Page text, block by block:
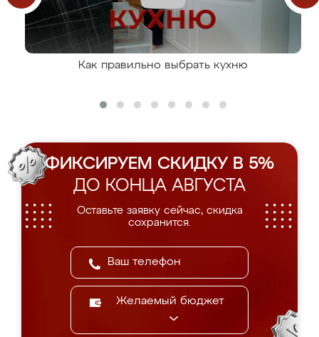
Как правильно выбрать кухню
ФИКСИРУЕМ СКИДКУ В 5%
ДО КОНЦА АВГУСТА
Оставьте заявку сейчас, скидка
сохранится.
Желаемый бюджет